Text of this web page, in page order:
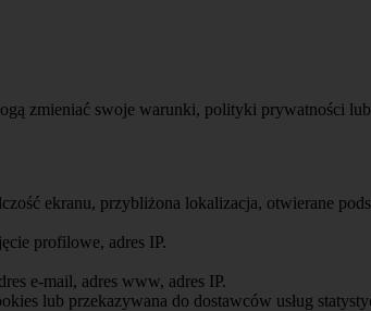
zmieniać swoje warunki, polityki prywatności
ekranu, przybliżona lokalizacja, otwierane
profilowe, adres IP.
e-mail, adres www, adres IP.
lub przekazywana do dostawców usług